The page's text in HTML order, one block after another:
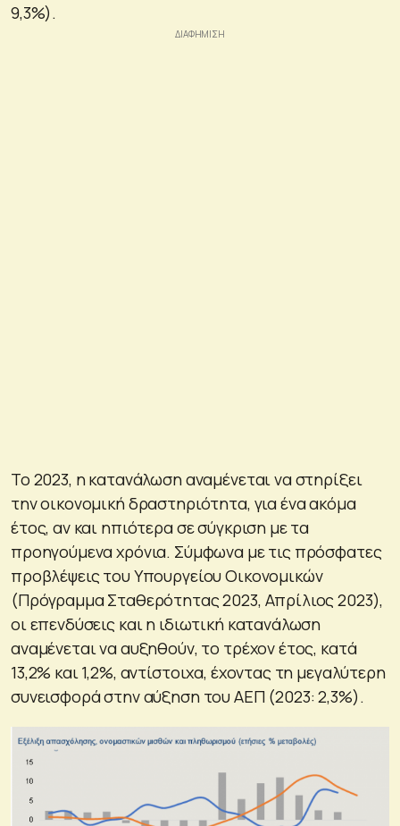
9,3%).
Το 2023, η κατανάλωση αναμένεται να στηρίξει
την οικονομική δραστηριότητα, για ένα ακόμα
έτος, αν και ηπιότερα σε σύγκριση με τα
προηγούμενα χρόνια. Σύμφωνα με τις πρόσφατες
προβλέψεις του Υπουργείου Οικονομικών
(Πρόγραμμα Σταθερότητας 2023, Απρίλιος 2023),
οι επενδύσεις και η ιδιωτική κατανάλωση
αναμένεται να αυξηθούν, το τρέχον έτος, κατά
13,2% και 1,2%, αντίστοιχα, έχοντας τη μεγαλύτερη
συνεισφορά στην αύξηση του ΑΕΠ (2023: 2,3%).